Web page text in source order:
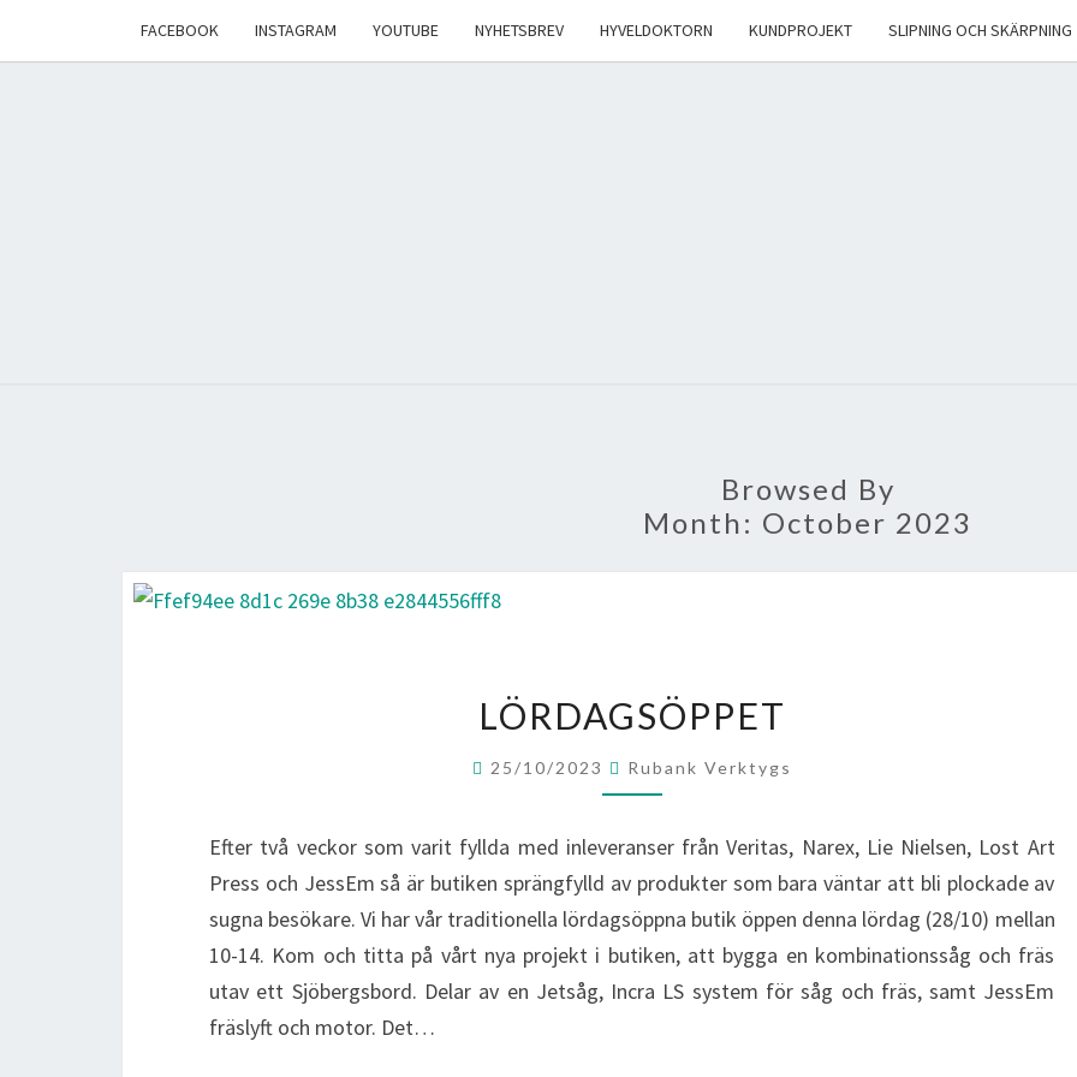
FACEBOOK INSTAGRAM YOUTUBE NYHETSBREV HYVELDOKTORN KUNDPROJEKT SLIPNING OCH SKÄRPNING
Browsed By
Month: October 2023
LÖRDAGSÖPPET
25/10/2023 Rubank Verktygs
Efter två veckor som varit fyllda med inleveranser från Veritas, Narex, Lie Nielsen, Lost Art
Press och JessEm så är butiken sprängfylld av produkter som bara väntar att bli plockade av
sugna besökare. Vi har vår traditionella lördagsöppna butik öppen denna lördag (28/10) mellan
10-14. Kom och titta på vårt nya projekt i butiken, att bygga en kombinationssåg och fräs
utav ett Sjöbergsbord. Delar av en Jetsåg, Incra LS system för såg och fräs, samt JessEm
fräslyft och motor. Det…